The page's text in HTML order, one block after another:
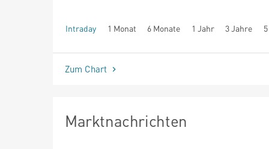
Intraday 1 Monat 6 Monate 1 Jahr 3 Jahre
seit Beginn
Zum Chart
Marktnachrichten